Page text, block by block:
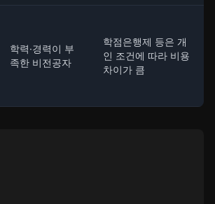
학력·경력이 부
족한 비전공자
학점은행제 등은 개
인 조건에 따라 비용
차이가 큼